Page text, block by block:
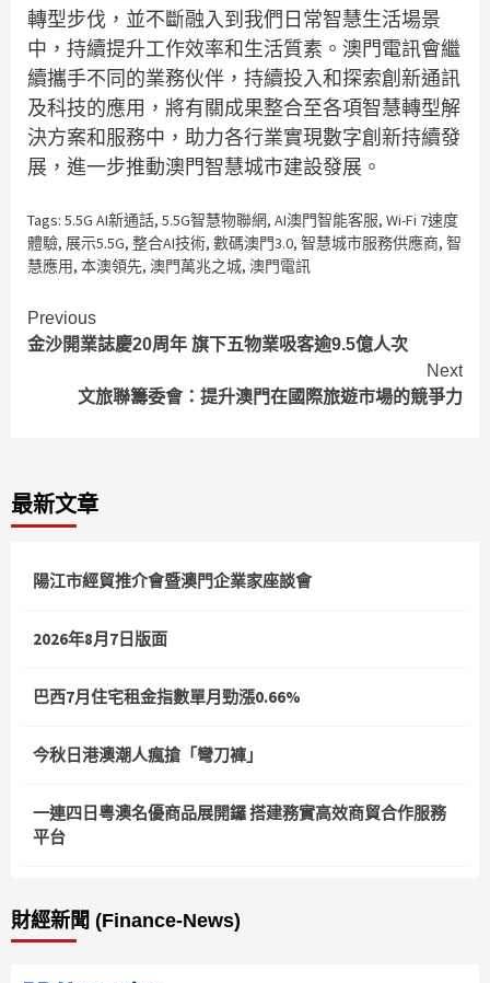
轉型步伐，並不斷融入到我們日常智慧生活場景
中，持續提升工作效率和生活質素。澳門電訊會繼
續攜手不同的業務伙伴，持續投入和探索創新通訊
及科技的應用，將有關成果整合至各項智慧轉型解
決方案和服務中，助力各行業實現數字創新持續發
展，進一步推動澳門智慧城市建設發展。
Tags: 5.5G AI新通話, 5.5G智慧物聯網, AI澳門智能客服, Wi-Fi 7速度
體驗, 展示5.5G, 整合AI技術, 數碼澳門3.0, 智慧城市服務供應商, 智
慧應用, 本澳領先, 澳門萬兆之城, 澳門電訊
Continue
Reading
Previous
金沙開業誌慶20周年 旗下五物業吸客逾9.5億人次
Next
文旅聯籌委會：提升澳門在國際旅遊市場的競爭力
最新文章
陽江市經貿推介會暨澳門企業家座談會
2026年8月7日版面
巴西7月住宅租金指數單月勁漲0.66%
今秋日港澳潮人瘋搶「彎刀褲」
一連四日粵澳名優商品展開鑼 搭建務實高效商貿合作服務
平台
財經新聞 (Finance-News)